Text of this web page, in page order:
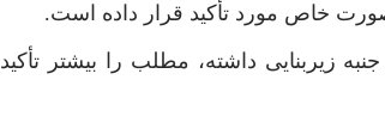
خاص مورد تأكيد قرار داده است.
زيربنايى داشته، مطلب را بيشتر